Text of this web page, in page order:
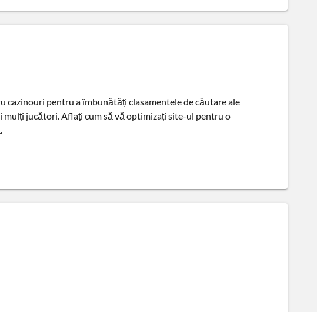
cazinouri pentru a îmbunătăți clasamentele de căutare ale
mulți jucători. Aflați cum să vă optimizați site-ul pentru o